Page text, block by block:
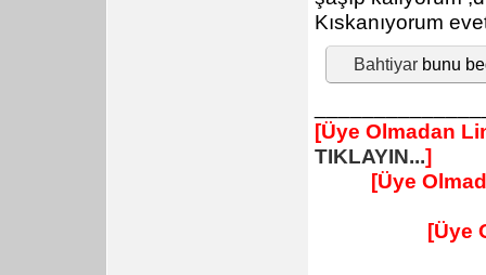
Kıskanıyorum
Bahtiyar bunu
[Üye Olmadan
TIKLAYIN...]
[Üye
[Üye